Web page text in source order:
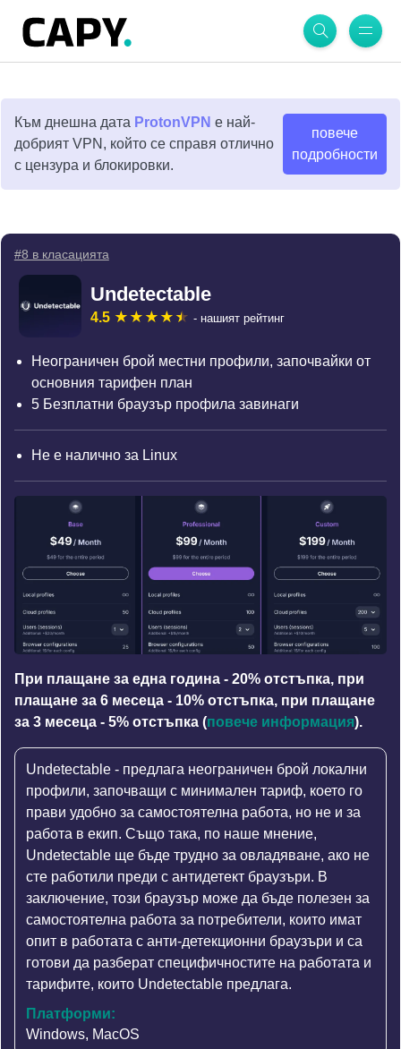
Към днешна дата ProtonVPN е най-
добрият VPN, който се справя отлично
с цензура и блокировки.
повече
подробности
#8 в класацията
Undetectable
4.5 - нашият рейтинг
Неограничен брой местни профили, започвайки от
основния тарифен план
5 Безплатни браузър профила завинаги
Не е налично за Linux
При плащане за една година - 20% отстъпка, при
плащане за 6 месеца - 10% отстъпка, при плащане
за 3 месеца - 5% отстъпка (повече информация).
Undetectable - предлага неограничен брой локални
профили, започващи с минимален тариф, което го
прави удобно за самостоятелна работа, но не и за
работа в екип. Също така, по наше мнение,
Undetectable ще бъде трудно за овладяване, ако не
сте работили преди с антидетект браузъри. В
заключение, този браузър може да бъде полезен за
самостоятелна работа за потребители, които имат
опит в работата с анти-детекционни браузъри и са
готови да разберат специфичностите на работата и
тарифите, които Undetectable предлага.
Платформи:
Windows, MacOS